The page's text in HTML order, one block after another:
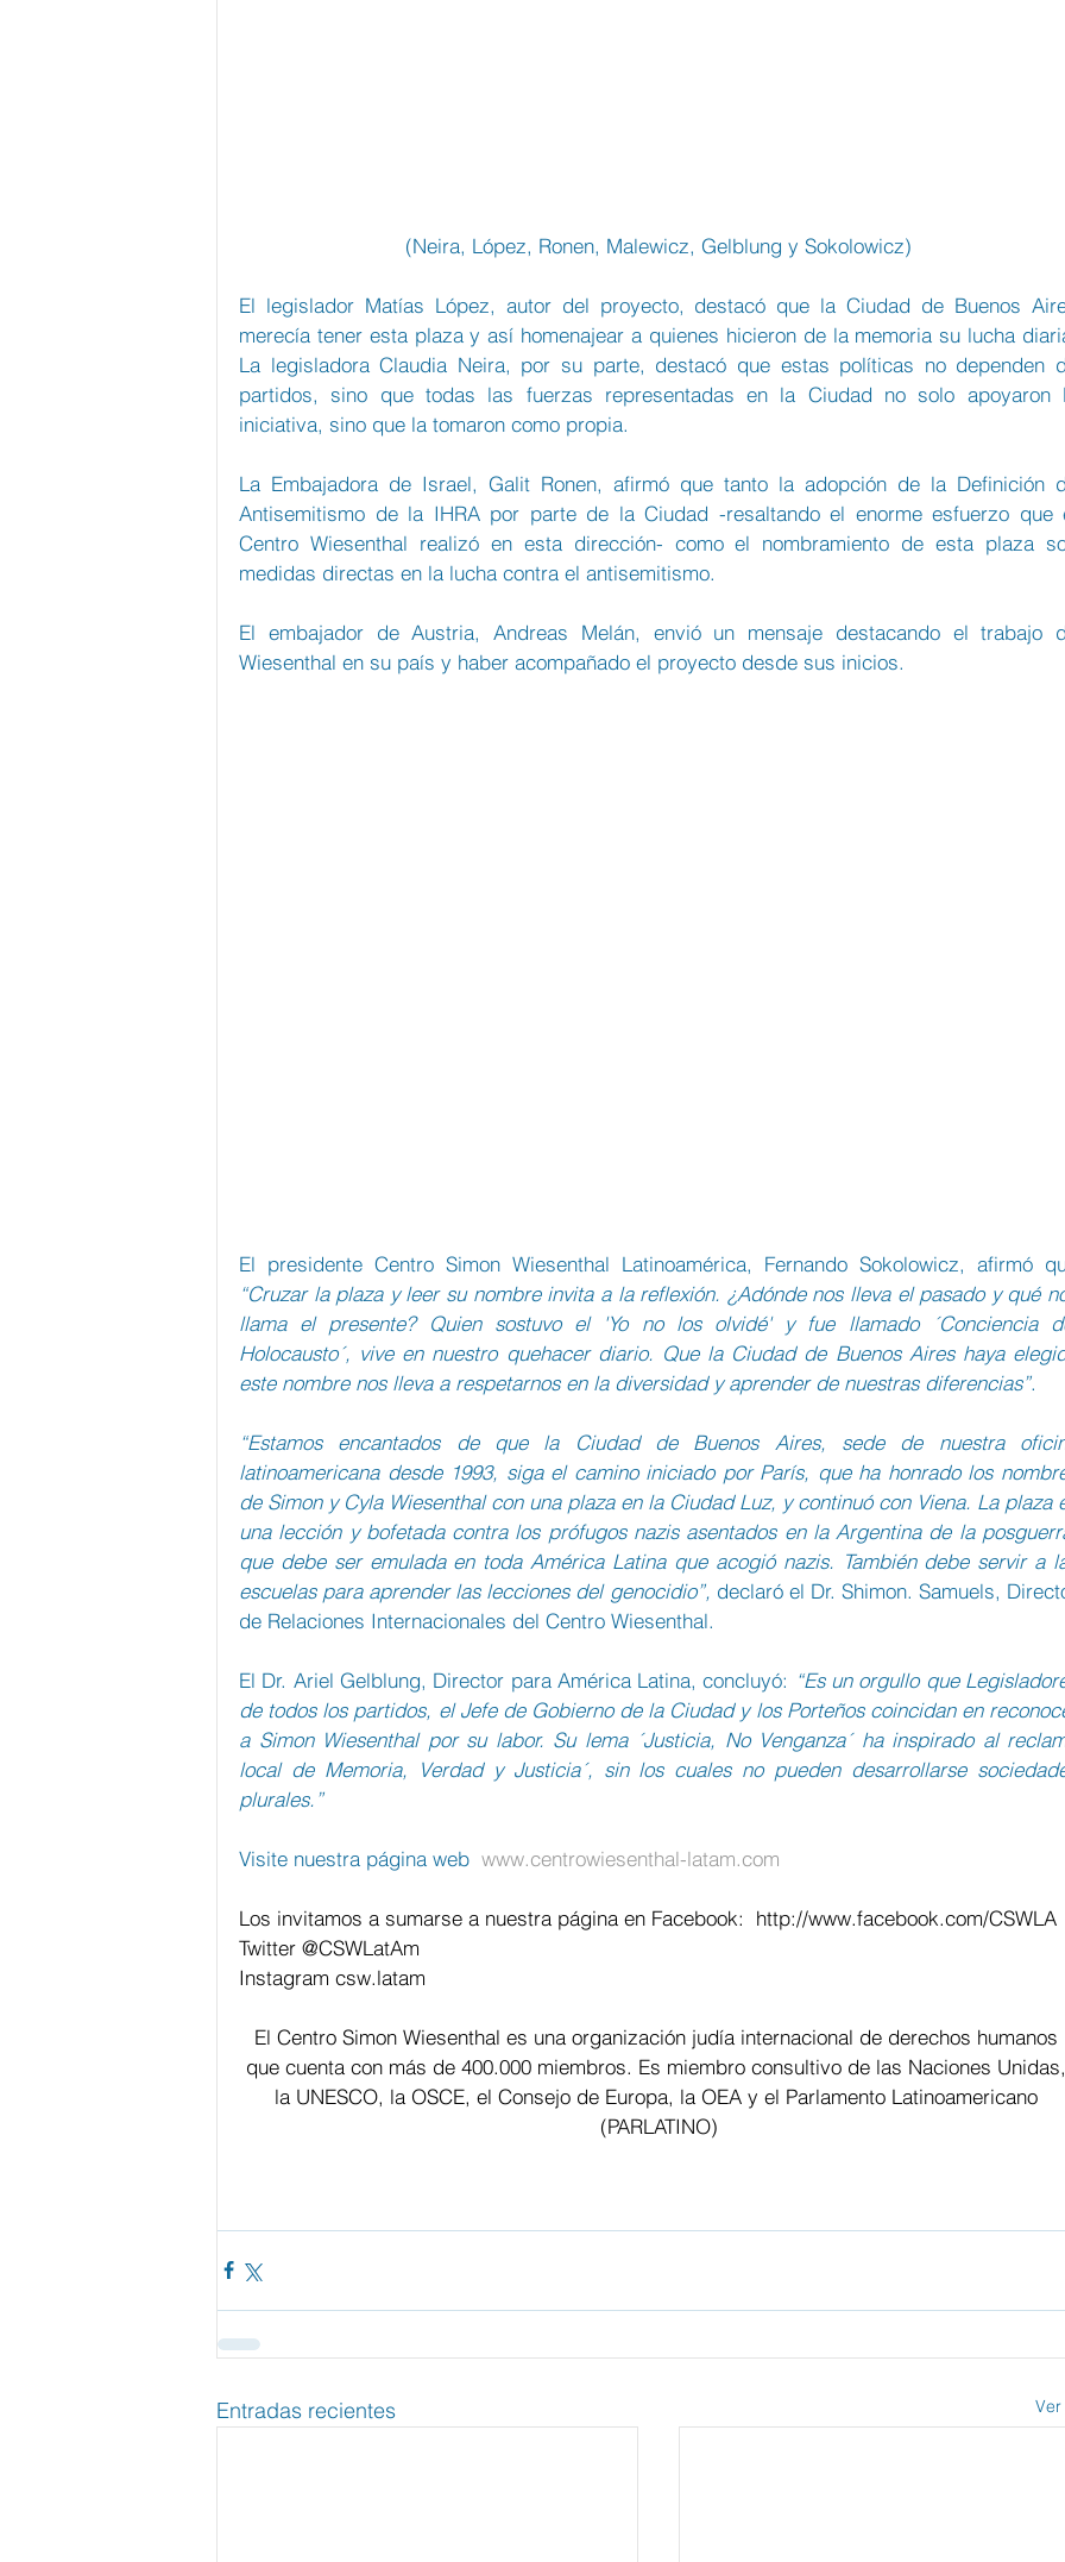
(Neira, López, Ronen, Malewicz, Gelblung y Sokolowicz)
El legislador Matías López, autor del proyecto, destacó que la Ciudad de Buenos
merecía tener esta plaza y así homenajear a quienes hicieron de la memoria su lucha
La legisladora Claudia Neira, por su parte, destacó que estas políticas no dependen
partidos, sino que todas las fuerzas representadas en la Ciudad no solo apoyaron
iniciativa, sino que la tomaron como propia.
La Embajadora de Israel, Galit Ronen, afirmó que tanto la adopción de la Definición
Antisemitismo de la IHRA por parte de la Ciudad -resaltando el enorme esfuerzo que
Centro Wiesenthal realizó en esta dirección- como el nombramiento de esta plaza
medidas directas en la lucha contra el antisemitismo.
El embajador de Austria, Andreas Melán, envió un mensaje destacando el trabajo
Wiesenthal en su país y haber acompañado el proyecto desde sus inicios.
“Cruzar la plaza y leer su nombre invita a la reflexión. ¿Adónde nos lleva el pasado y qué
llama el presente? Quien sostuvo el 'Yo no los olvidé' y fue llamado ´Conciencia
Holocausto´, vive en nuestro quehacer diario. Que la Ciudad de Buenos Aires haya
este nombre nos lleva a respetarnos en la diversidad y aprender de nuestras diferencias”.
“Estamos encantados de que la Ciudad de Buenos Aires, sede de nuestra
latinoamericana desde 1993, siga el camino iniciado por París, que ha honrado los
de Simon y Cyla Wiesenthal con una plaza en la Ciudad Luz, y continuó con Viena. La plaza
una lección y bofetada contra los prófugos nazis asentados en la Argentina de la
que debe ser emulada en toda América Latina que acogió nazis. También debe servir a
escuelas para aprender las lecciones del genocidio”, declaró el Dr. Shimon. Samuels,
de Relaciones Internacionales del Centro Wiesenthal.
El Dr. Ariel Gelblung, Director para América Latina, concluyó: “Es un orgullo que
de todos los partidos, el Jefe de Gobierno de la Ciudad y los Porteños coincidan en
a Simon Wiesenthal por su labor. Su lema ´Justicia, No Venganza´ ha inspirado al
local de Memoria, Verdad y Justicia´, sin los cuales no pueden desarrollarse
plurales.”
Visite nuestra página web www.centrowiesenthal-latam.com
Los invitamos a sumarse a nuestra página en Facebook: http://www.facebook.com/CSWLA
Twitter @CSWLatAm
Instagram csw.latam
El Centro Simon Wiesenthal es una organización judía internacional de derechos humanos
que cuenta con más de 400.000 miembros. Es miembro consultivo de las Naciones Unidas,
la UNESCO, la OSCE, el Consejo de Europa, la OEA y el Parlamento Latinoamericano
(PARLATINO)
Entradas recientes